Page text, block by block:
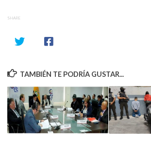
SHARE
TAMBIÉN TE PODRÍA GUSTAR...